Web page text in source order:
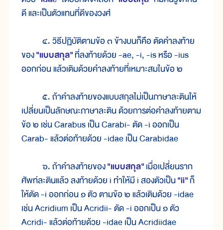
ดี และเป็นตัวแทนที่ดีของวงศ์
๔. วิธีปฏิบัติตามข้อ ๓ ข้างบนก็คือ ตัดคำลงท้าย
ของ"แบบสกุล"ที่ลงท้ายด้วย -ae, -i, -is หรือ -ius
ออกก่อน แล้วเติมด้วยคำลงท้ายที่เหมาะสมในข้อ ๒
๕. ถ้าคำลงท้ายของแบบสกุลไม่เป็นภาษาละตินให้
เปลี่ยนเป็นลักษณะภาษาละติน ด้วยการต่อคำลงท้ายตาม
ข้อ ๒ เช่น Carabus เป็น Carabi- ตัด -i ออกเป็น
Carab- แล้วต่อท้ายด้วย -idae เป็น Carabidae
๖. ถ้าคำลงท้ายของ"แบบสกุล"เมื่อเปลี่ยนราก
ศัพท์ละตินแล้ว ลงท้ายด้วย i ทำให้มี i สองตัวเป็น"ii"ก็
ให้ตัด -i ออกก่อน ๑ ตัว ตามข้อ ๒ แล้วเติมด้วย -idae
เช่น Acridium เป็น Acridii- ตัด -i ออกเป็น ๑ ตัว
Acridi- แล้วต่อท้ายด้วย -idae เป็น Acridiidae